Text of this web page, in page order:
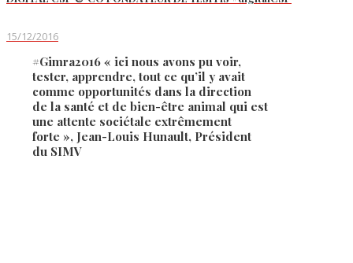
15/12/2016
#Gimra2016 « ici nous avons pu voir,
tester, apprendre, tout ce qu’il y avait
comme opportunités dans la direction
de la santé et de bien-être animal qui est
une attente sociétale extrêmement
forte », Jean-Louis Hunault, Président
du SIMV